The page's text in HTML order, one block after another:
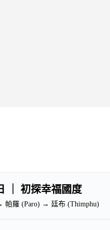
｜ 初探幸福國度
帕羅 (Paro) → 廷布 (Thimphu)